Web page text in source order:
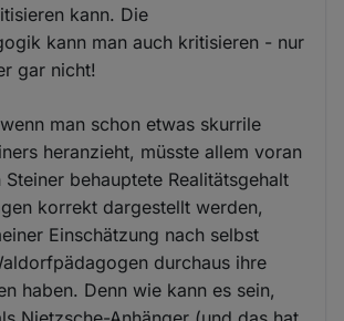
kann. Die
kann man auch kritisieren - nur
gar nicht!
man schon etwas skurrile
heranzieht, müsste allem voran
behauptete Realitätsgehalt
korrekt dargestellt werden,
Einschätzung nach selbst
durchaus ihre
haben. Denn wie kann es sein,